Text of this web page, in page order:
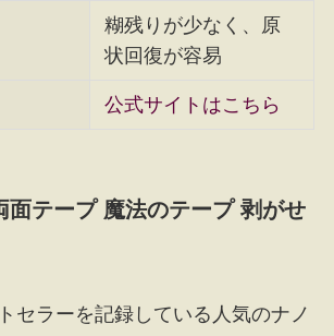
糊残りが少なく、原
状回復が容易
公式サイトはこちら
面テープ 魔法のテープ 剥がせ
セラーを記録している人気のナノ